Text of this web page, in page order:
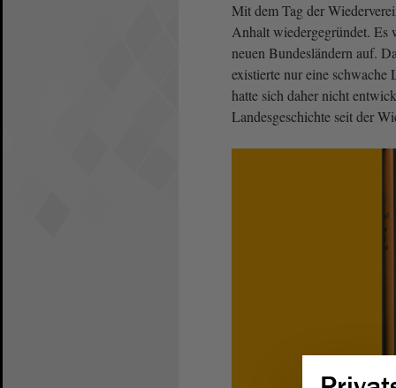
Mit dem Tag der
Anhalt wiedergegründet. Es
neuen Bundesländern auf.
existierte nur eine schwache
hatte sich daher nicht
Landesgeschichte seit der